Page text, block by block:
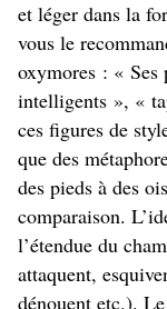
et léger dans la
vous le
oxymores : « Ses
intelligents », «
ces figures de
que des
des pieds à des
comparaison.
l’étendue du
attaquent,
dénouent etc.).